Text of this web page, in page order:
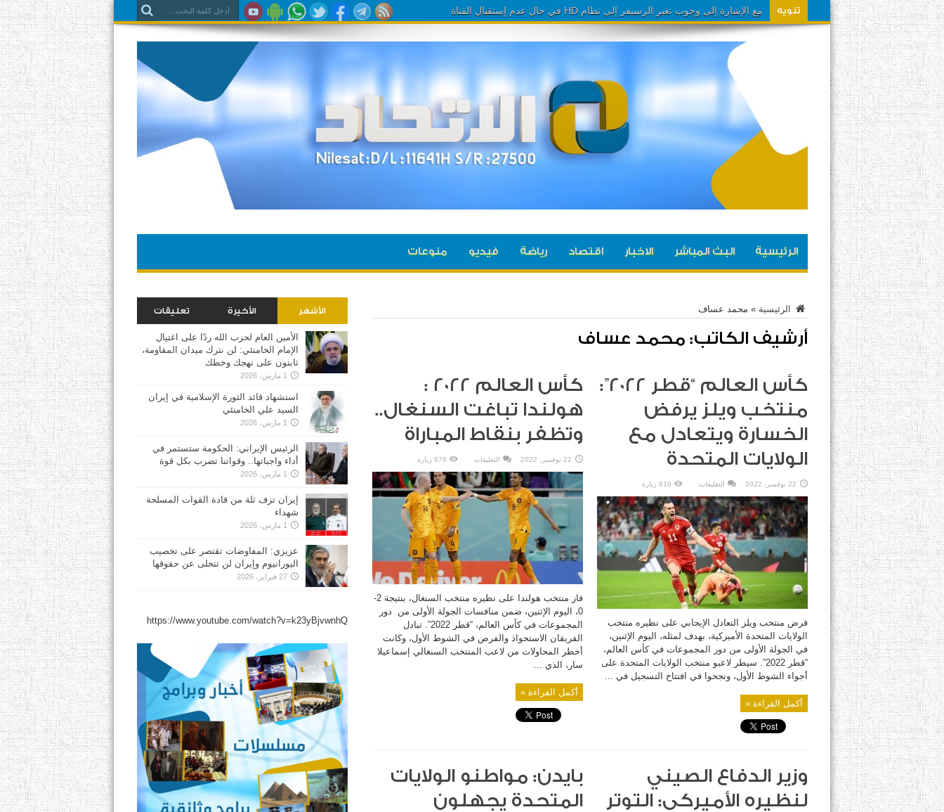
تنويه مشاهدينا تم تحويل تردد القناة ال
الرئيسية البث المباشر الاخبار اقتصاد رياضة فيديو منوعات
الرئيسية » محمد عساف
أرشيف الكاتب: محمد عساف
كأس العالم “قطر 2022”:
منتخب ويلز يرفض
الخسارة ويتعادل مع
الولايات المتحدة
22 نوفمبر، 2022 التعليقات
العالم
“قطر
2022”:
منتخب
ويلز
يرفض
الخسارة
ويتعادل
مع
الولايات
المتحدة
مغلقة
619 زيارة
فرض منتخب ويلز التعادل الإيجابي على نظيره منتخب
الولايات المتحدة الأميركية، بهدف لمثله، اليوم الإثنين،
في الجولة الأولى من دور المجموعات في كأس العالم،
“قطر 2022”. سيطر لاعبو منتخب الولايات المتحدة على
أجواء الشوط الأول، ونجحوا في افتتاح التسجيل في ...
أكمل القراءة »
كأس العالم 2022 :
هولندا تباغت السنغال..
وتظفر بنقاط المباراة
22 نوفمبر، 2022 التعليقات
العالم
2022
:
هولندا
تباغت
السنغال..
وتظفر
بنقاط
المباراة
مغلقة
676 زيارة
فاز منتخب هولندا على نظيره منتخب السنغال، بنتيجة 2-
0، اليوم الإثنين، ضمن منافسات الجولة الأولى من دور
المجموعات في كأس العالم، “قطر 2022”. تبادل
الفريقان الاستحواذ والفرص في الشوط الأول، وكانت
أخطر المحاولات من لاعب المنتخب السنغالي إسماعيلا
سار، الذي ...
أكمل القراءة »
وزير الدفاع الصيني
لنظيره الأميركي: التوتر
بايدن: مواطنو الولايات
المتحدة يجهلون
الأشهر الأخيرة تعليقات
الأمين العام لحزب الله ردًا على اغتيال
الإمام الخامنئي: لن نترك ميدان المقاومة،
ثابتون على نهجك وخطك
1 مارس، 2026
استشهاد قائد الثورة الإسلامية في إيران
السيد علي الخامنئي
1 مارس، 2026
الرئيس الإيراني: الحكومة ستستمر في
أداء واجباتها.. وقواتنا تضرب بكل قوة
1 مارس، 2026
إيران تزف ثلة من قادة القوات المسلحة
شهداء
1 مارس، 2026
عزيزي: المفاوضات تقتصر على تخصيب
اليورانيوم وإيران لن تتخلى عن حقوقها
27 فبراير، 2026
https://www.youtube.com/watch?v=k23yBjvwnhQ